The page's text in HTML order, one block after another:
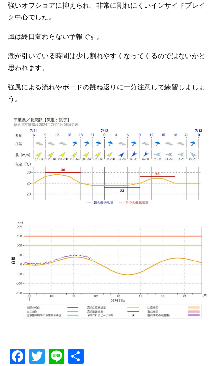
強いオフショアに抑えられ、非常に割れにくいインサイドブレイ
ク中心でした。
風は終日変わらない予報です。
潮が引いている時間は少し割れやすくなってくるのではないかと
思われます。
強風による流れやボードの跳ね返りに十分注意して練習しましょ
う。
Facebook
Twitter
Line